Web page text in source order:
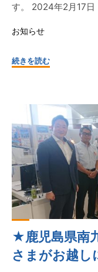
す。 2024年2月17
お知らせ
続きを読む"☆
回
九
州
パ
ポ
ー
ツ
大
会
開
★鹿児島県南
さまがお越